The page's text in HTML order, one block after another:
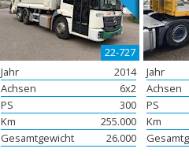
22-727
Jahr
2014
Achsen
6x2
PS
300
Km
255.000
Gesamtgewicht
26.000
Jahr
Achsen
PS
Km